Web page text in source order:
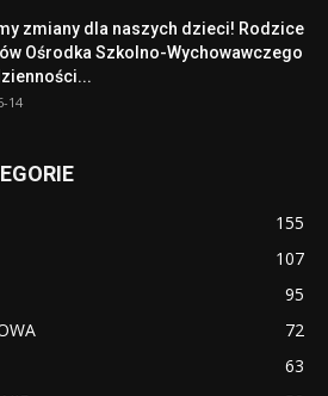
zmiany dla naszych dzieci! Rodzice
Ośrodka Szkolno-Wychowawczego
14
155
107
95
72
63